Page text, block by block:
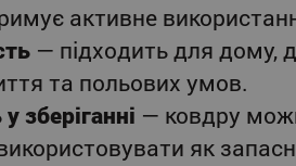
активне
— підходить для дому,
та польових умов.
зберіганні — ковдру
як